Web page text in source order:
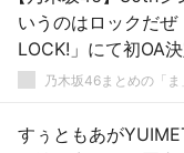
いうのはロックだ
LOCK!」にて初OA決
乃木坂46まとめの「ま
すぅともあが